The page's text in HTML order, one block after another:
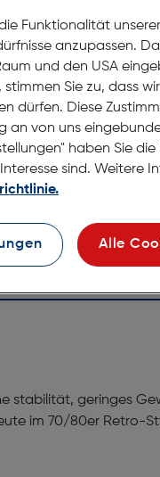
stabilität, geringes
im 70/80er
Funktionalität
anzupassen.
und den USA
stimmen Sie zu, dass
dürfen. Diese
an von uns
haben Sie
sind. Weitere
Alle